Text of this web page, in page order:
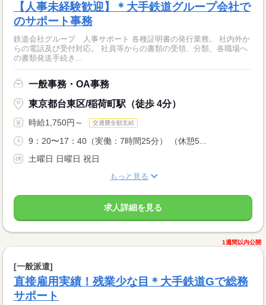
【人事未経験歓迎】＊大手鉄道グループ会社で
のサポート事務
鉄道会社グループ 人事サポート 各種証明書の発行業務。 社内外か
らの電話及び受付対応。 社員等からの書類の受領、分類、各職場へ
の書類発送手続き...
一般事務・OA事務
東京都台東区/稲荷町駅（徒歩 4分）
時給1,750円～ 交通費全額支給
9：20〜17：40（実働：7時間25分） （休憩5...
土曜日 日曜日 祝日
もっと見る
求人詳細を見る
1週間以内公開
[一般派遣]
直接雇用実績！残業少な目＊大手鉄道Gで総務
サポート